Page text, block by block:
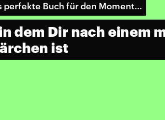
perfekte Buch für den Moment...
dem Dir nach einem
ist